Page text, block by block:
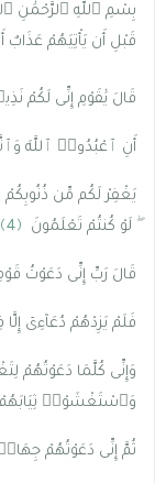
بِسْمِ ٱللَّهِ ٱلرَّحْمَٰنِ
قَبْلِ أَن يَأْتِيَهُمْ
قَالَ يَٰقَوْمِ إِنِّى لَكُمْ
أَنِ ٱعْبُدُوا۟ ٱللَّهَ
يَغْفِرْ لَكُم مِّن ذُنُوبِكُمْ
ۖ لَوْ كُنتُمْ تَعْلَمُونَ
﴿4﴾
قَالَ رَبِّ إِنِّى دَعَوْتُ
فَلَمْ يَزِدْهُمْ دُعَآءِىٓ
وَإِنِّى كُلَّمَا دَعَوْتُهُمْ
وَٱسْتَغْشَوْا۟
ثُمَّ إِنِّى دَعَوْتُهُمْ